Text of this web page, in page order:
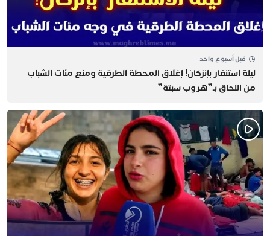
قبل أسبوع واحد
​ليلة استنفار بإنزكان! إغلاق المحطة الطرقية ومنع مئات الشباب
من اللحاق بـ”هروب سبتة”